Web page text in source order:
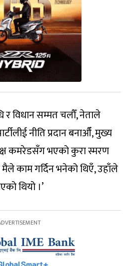
र विधान सम्मत चलौँ, नेताले
नीति प्रदान बनाऔँ, मुख्य
कमरेडसँग भएको कुरा स्मरण
काम गर्दिन भनेको थिएँ, उहाँले
थियो ।’